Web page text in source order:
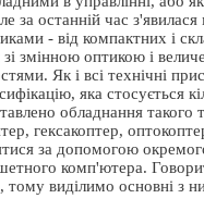
за останній час з'явилася
- від компактних і
змінною оптикою і
Як і всі технічні
яка стосується
обладнання такого
гексакоптер,
за допомогою
комп'ютера.
тому виділимо основні з